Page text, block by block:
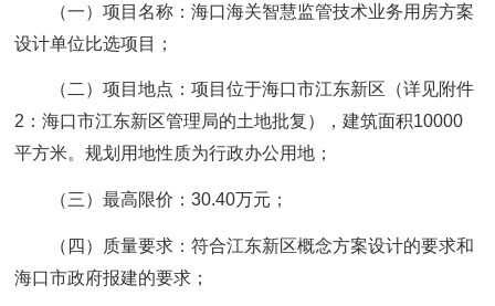
（一）项目名称：海口海关智慧监管技术业务用房方案
设计单位比选项目；
（二）项目地点：项目位于海口市江东新区（详见附件
2：海口市江东新区管理局的土地批复），建筑面积10000
平方米。规划用地性质为行政办公用地；
（三）最高限价：30.40万元；
（四）质量要求：符合江东新区概念方案设计的要求和
海口市政府报建的要求；